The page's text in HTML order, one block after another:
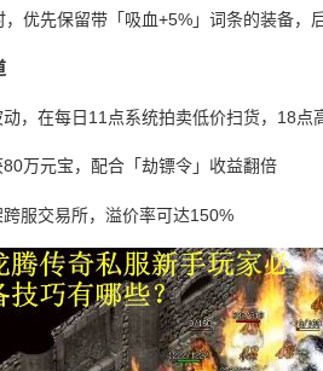
优先保留带「吸血+5%」词条的装备，
，在每日11点系统拍卖低价扫货，18点
万元宝，配合「劫镖令」收益翻倍
服交易所，溢价率可达150%